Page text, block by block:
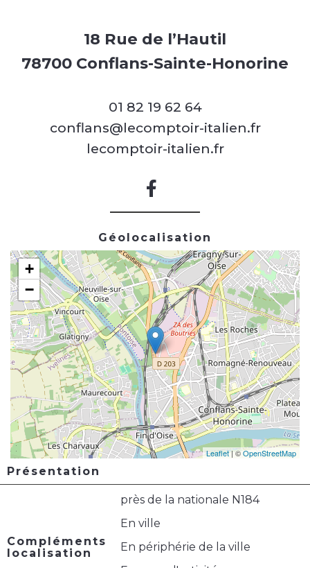
18 Rue de l’Hautil
78700 Conflans-Sainte-Honorine
01 82 19 62 64
conflans@lecomptoir-italien.fr
lecomptoir-italien.fr
Géolocalisation
+
−
Leaflet| ©OpenStreetMap
Présentation
Compléments
localisation
près de la nationale N184
En ville
En périphérie de la ville